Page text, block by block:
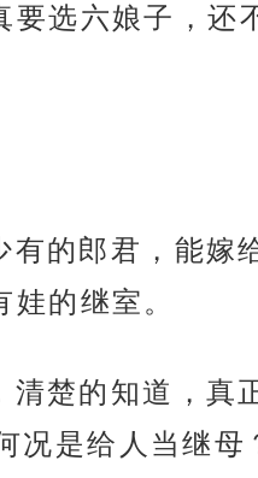
要选六娘子，还
的郎君，能嫁
的继室。
楚的知道，真
况是给人当继母